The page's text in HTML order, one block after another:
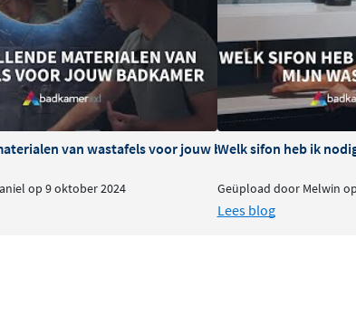
gouden tint of een
stijl past.
zonder kraangatis
muur komt. De variant
de inrichting van je
van wastafels voor jouw badkamer
op 9 oktober 2024
Welk sifon heb ik
Geüpload door Melwin
Lees blog